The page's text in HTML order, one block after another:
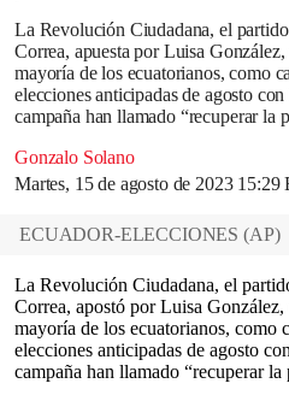
La Revolución Ciudadana, el
Correa, apuesta por Luisa
mayoría de los ecuatorianos, como
elecciones anticipadas de agosto
campaña han llamado “recuperar la
Gonzalo Solano
Martes, 15 de agosto de 2023 15:29
ECUADOR-ELECCIONES (AP)
La Revolución Ciudadana, el
Correa, apostó por Luisa
mayoría de los ecuatorianos, como
elecciones anticipadas de agosto
campaña han llamado “recuperar la